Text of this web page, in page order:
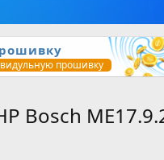
прошивку
Bosch